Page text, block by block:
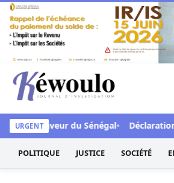
Aller au contenu
Kéwoulo, le premier site
URGENT
en faveur du Sénégal Déclaration
POLITIQUE JUSTICE SOCIÉTÉ